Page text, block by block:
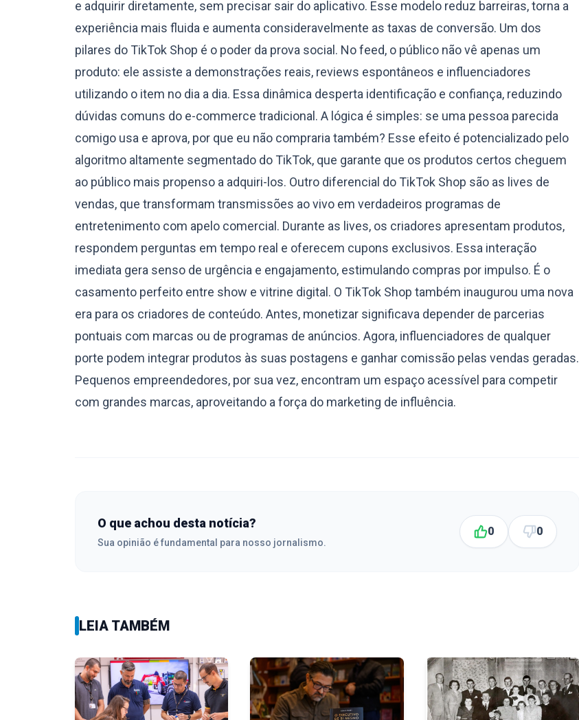
e adquirir diretamente, sem precisar sair do aplicativo. Esse modelo reduz barreiras, torna a
experiência mais fluida e aumenta consideravelmente as taxas de conversão. Um dos
pilares do TikTok Shop é o poder da prova social. No feed, o público não vê apenas um
produto: ele assiste a demonstrações reais, reviews espontâneos e influenciadores
utilizando o item no dia a dia. Essa dinâmica desperta identificação e confiança, reduzindo
dúvidas comuns do e-commerce tradicional. A lógica é simples: se uma pessoa parecida
comigo usa e aprova, por que eu não compraria também? Esse efeito é potencializado pelo
algoritmo altamente segmentado do TikTok, que garante que os produtos certos cheguem
ao público mais propenso a adquiri-los. Outro diferencial do TikTok Shop são as lives de
vendas, que transformam transmissões ao vivo em verdadeiros programas de
entretenimento com apelo comercial. Durante as lives, os criadores apresentam produtos,
respondem perguntas em tempo real e oferecem cupons exclusivos. Essa interação
imediata gera senso de urgência e engajamento, estimulando compras por impulso. É o
casamento perfeito entre show e vitrine digital. O TikTok Shop também inaugurou uma nova
era para os criadores de conteúdo. Antes, monetizar significava depender de parcerias
pontuais com marcas ou de programas de anúncios. Agora, influenciadores de qualquer
porte podem integrar produtos às suas postagens e ganhar comissão pelas vendas geradas.
Pequenos empreendedores, por sua vez, encontram um espaço acessível para competir
com grandes marcas, aproveitando a força do marketing de influência.
O que achou desta notícia?
Sua opinião é fundamental para nosso jornalismo.
0 0
LEIA TAMBÉM